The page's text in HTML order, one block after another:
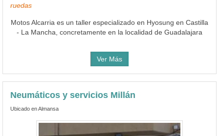
ruedas
Motos Alcarria es un taller especializado en Hyosung en Castilla
- La Mancha, concretamente en la localidad de Guadalajara
Ver Más
Neumáticos y servicios Millán
Ubicado en Almansa